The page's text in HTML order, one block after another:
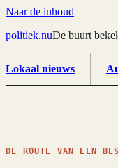
Naar de inhoud
politiek.nuDe buurt
Lokaal nieuws
DE ROUTE VAN EEN